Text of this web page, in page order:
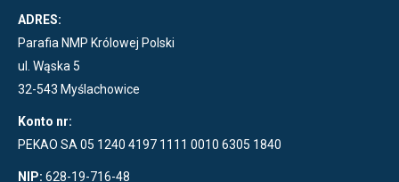
ADRES:
Parafia NMP Królowej Polski
ul. Wąska 5
32-543 Myślachowice
Konto nr:
PEKAO SA 05 1240 4197 1111 0010 6305 1840
NIP: 628-19-716-48